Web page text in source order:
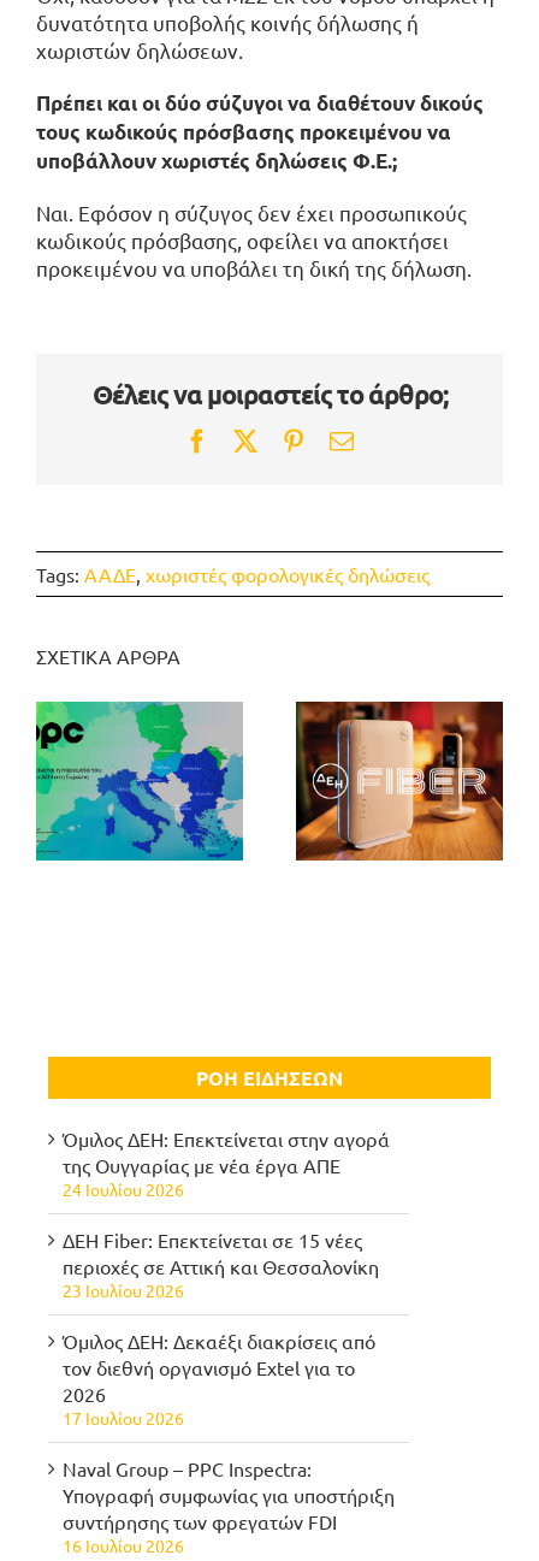
δυνατότητα υποβολής κοινής δήλωσης ή
χωριστών δηλώσεων.
Πρέπει και οι δύο σύζυγοι να διαθέτουν δικούς
τους κωδικούς πρόσβασης προκειμένου να
υποβάλλουν χωριστές δηλώσεις Φ.Ε.;
Ναι. Εφόσον η σύζυγος δεν έχει προσωπικούς
κωδικούς πρόσβασης, οφείλει να αποκτήσει
προκειμένου να υποβάλει τη δική της δήλωση.
Θέλεις να μοιραστείς το άρθρο;
Facebook
TwitterPinterest
Email
Tags: ΑΑΔΕ, χωριστές φορολογικές δηλώσεις
ΣΧΕΤΙΚΑ ΑΡΘΡΑ
ΡΟΗ ΕΙΔΗΣΕΩΝ
Όμιλος ΔΕΗ: Επεκτείνεται στην αγορά
της Ουγγαρίας με νέα έργα ΑΠΕ
24 Ιουλίου 2026
ΔΕΗ Fiber: Επεκτείνεται σε 15 νέες
περιοχές σε Αττική και Θεσσαλονίκη
23 Ιουλίου 2026
Όμιλος ΔΕΗ: Δεκαέξι διακρίσεις από
τον διεθνή οργανισμό Extel για το
2026
17 Ιουλίου 2026
Naval Group – PPC Inspectra:
Υπογραφή συμφωνίας για υποστήριξη
συντήρησης των φρεγατών FDI
16 Ιουλίου 2026